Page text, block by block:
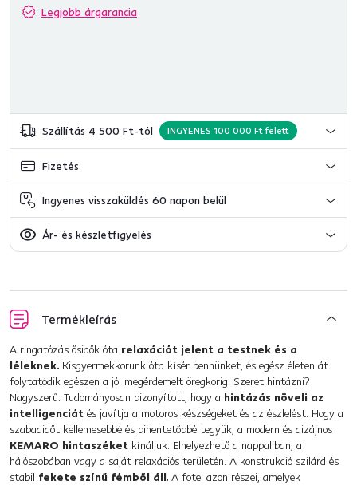
Legjobb árgarancia
Szállítás 4 500 Ft-tól INGYENES 100 000 Ft felett
Fizetés
Ingyenes visszaküldés 60 napon belül
Ár- és készletfigyelés
Termékleírás
A ringatózás ősidők óta relaxációt jelent a testnek és a
léleknek. Kisgyermekkorunk óta kísér bennünket, és egész életen át
folytatódik egészen a jól megérdemelt öregkorig. Szeret hintázni?
Nagyszerű. Tudományosan bizonyított, hogy a hintázás növeli az
intelligenciát és javítja a motoros készségeket és az észlelést. Hogy a
szabadidőt kellemesebbé és pihentetőbbé tegyük, a modern és dizájnos
KEMARO hintaszéket kínáljuk. Elhelyezhető a nappaliban, a
hálószobában vagy a saját relaxációs területén. A konstrukció szilárd és
stabil fekete színű fémből áll. A fotel azon részei, amelyek